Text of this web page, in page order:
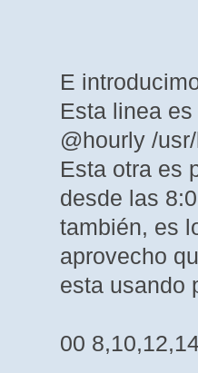
E
Esta linea
@hourly /
Esta otra es
desde las
también, es
aprovecho
esta usando
00